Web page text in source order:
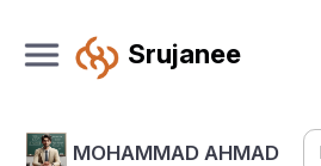
Srujanee
MOHAMMAD AHMAD